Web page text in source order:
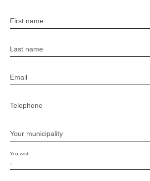
First name
Last name
Email
Telephone
Your municipality
-
You wish